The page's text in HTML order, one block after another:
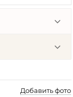
Добавить фото